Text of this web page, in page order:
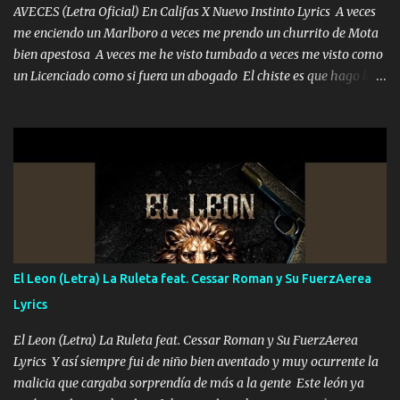
AVECES (Letra Oficial) En Califas X Nuevo Instinto Lyrics A veces
me enciendo un Marlboro a veces me prendo un churrito de Mota
bien apestosa A veces me he visto tumbado a veces me visto como
un Licenciado como si fuera un abogado El chiste es que hago lo
corriente no quieren verte subir de level trucha mis plebes Música
A veces me pongo un sombrero a veces me ven la cachucha de lado
con la mirada siempre en alto A veces me fajó una super o a veces
me fajó una Glock siempre armado todas las generaciones yo
traigo El chiste es que hago lo que quiero pues así soy me mandó
yo tengo el control a todos yo les paro el dedo soy hocicon un
malcriado un malandrón Que Les importa no saben nada falsas
las risas las que me miran hay gente corriente no quieren ve...
El Leon (Letra) La Ruleta feat. Cessar Roman y Su FuerzAerea
Lyrics
El Leon (Letra) La Ruleta feat. Cessar Roman y Su FuerzAerea
Lyrics Y así siempre fui de niño bien aventado y muy ocurrente la
malicia que cargaba sorprendía de más a la gente Este león ya